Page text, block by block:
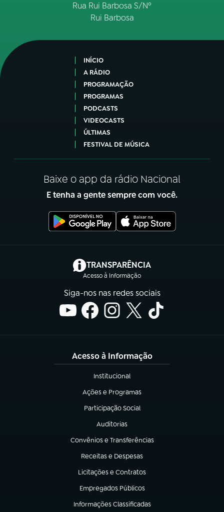
Rua Rui Barbosa S/Nº
Rui Barbosa
INÍCIO
A RÁDIO
PROGRAMAÇÃO
PROGRAMAS
PODCASTS
VIDEOCASTS
ÚLTIMAS
FESTIVAL DE MÚSICA
Baixe o app da rádio Nacional
E tenha a gente sempre com você.
TRANSPARÊNCIA
Acesso à Informação
(abre em nova aba)
Siga-nos nas redes sociais
Acesso à Informação
Institucional
(abre em nova aba)
Ações e Programas
(abre em nova aba)
Participação Social
(abre em nova aba)
Auditorias
(abre em nova aba)
Convênios e Transferências
(abre em nova aba)
Receitas e Despesas
(abre em nova aba)
Licitações e Contratos
(abre em nova aba)
Empregados Públicos
(abre em nova aba)
Informações Classificadas
(abre em nova aba)